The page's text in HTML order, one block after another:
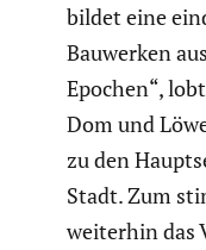
bildet eine
Bauwerken
Epochen“,
Dom und
zu den
Stadt. Zum
weiterhin das